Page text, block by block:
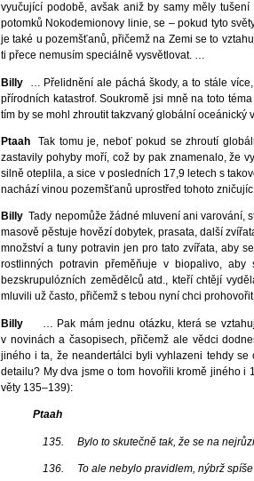
vyučující podobě, avšak aniž by samy měly
potomků Nokodemionovy linie, se – pokud tyto
je také u pozemšťanů, přičemž na Zemi se to
ti přece nemusím speciálně vysvětlovat. …
Billy … Přelidnění ale páchá škody, a to stále
přírodních katastrof. Soukromě jsi mně na toto
tím by se mohl zhroutit takzvaný globální oceánický
Ptaah Tak tomu je, neboť pokud se zhroutí
zastavily pohyby moří, což by pak znamenalo, že
silně oteplila, a sice v posledních 17,9 letech s
nachází vinou pozemšťanů uprostřed tohoto
Billy Tady nepomůže žádné mluvení ani varování,
masově pěstuje hovězí dobytek, prasata, další
množství a tuny potravin jen pro tato zvířata, aby
rostlinných potravin přeměňuje v biopalivo,
bezskrupulózních zemědělců atd., kteří chtějí
mluvili už často, přičemž s tebou nyní chci
Billy … Pak mám jednu otázku, která se
v novinách a časopisech, přičemž ale vědci
jiného i ta, že neandertálci byli vyhlazeni tehdy
detailu? My dva jsme o tom hovořili kromě jiného i
věty 135–139):
Ptaah
135. Bylo to skutečně tak, že se na
136. To ale nebylo pravidlem, nýbrž spíše